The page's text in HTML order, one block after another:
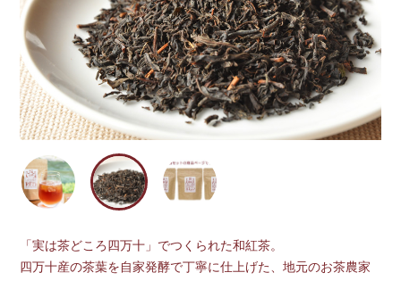
「実は茶どころ四万十」でつくられた和紅茶。
四万十産の茶葉を自家発酵で丁寧に仕上げた、地元のお茶農家